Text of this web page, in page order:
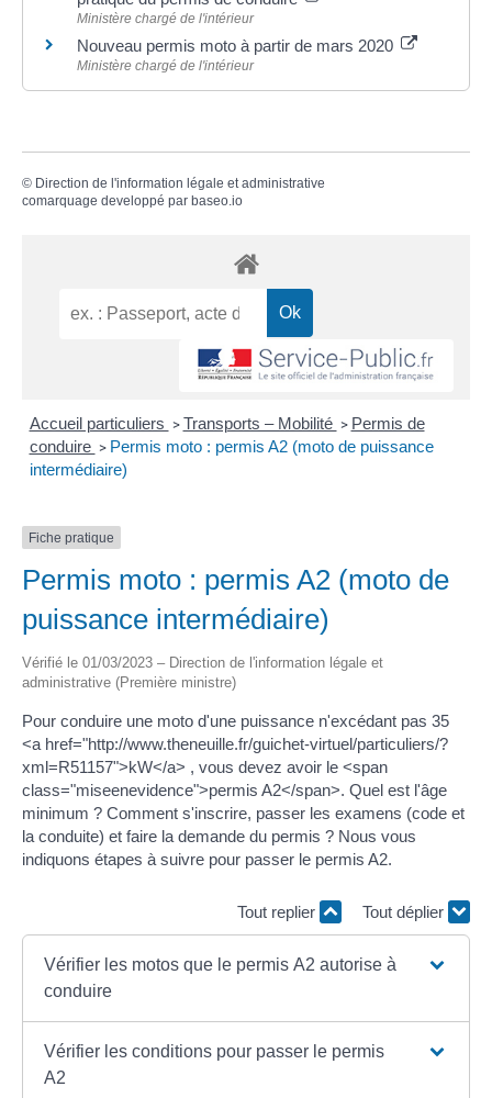
Ministère chargé de l'intérieur
Nouveau permis moto à partir de mars 2020
Ministère chargé de l'intérieur
© Direction de l'information légale et administrative
comarquage developpé par baseo.io
Accueil particuliers > Transports – Mobilité > Permis de
conduire > Permis moto : permis A2 (moto de puissance
intermédiaire)
Fiche pratique
Permis moto : permis A2 (moto de
puissance intermédiaire)
Vérifié le 01/03/2023 – Direction de l'information légale et
administrative (Première ministre)
Pour conduire une moto d'une puissance n'excédant pas 35
<a href="http://www.theneuille.fr/guichet-virtuel/particuliers/?
xml=R51157">kW</a> , vous devez avoir le <span
class="miseenevidence">permis A2</span>. Quel est l'âge
minimum ? Comment s'inscrire, passer les examens (code et
la conduite) et faire la demande du permis ? Nous vous
indiquons étapes à suivre pour passer le permis A2.
Tout replier Tout déplier
Vérifier les motos que le permis A2 autorise à
conduire
Vérifier les conditions pour passer le permis
A2